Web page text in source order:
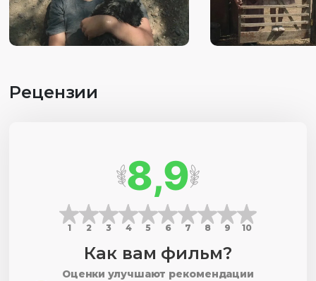
Рецензии
8,9
1 2 3 4 5 6 7 8 9 10
Как вам фильм?
Оценки улучшают рекомендации